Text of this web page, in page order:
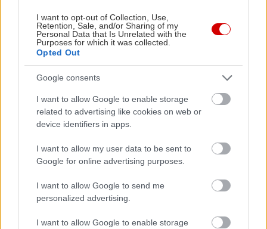
I want to opt-out of Collection, Use,
Retention, Sale, and/or Sharing of my
Personal Data that Is Unrelated with the
Purposes for which it was collected.
Opted Out
Google consents
I want to allow Google to enable storage
related to advertising like cookies on web or
device identifiers in apps.
I want to allow my user data to be sent to
Google for online advertising purposes.
I want to allow Google to send me
personalized advertising.
I want to allow Google to enable storage